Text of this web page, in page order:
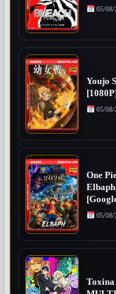
05/08/
Youjo
05/08/
One
05/08/
Toxina